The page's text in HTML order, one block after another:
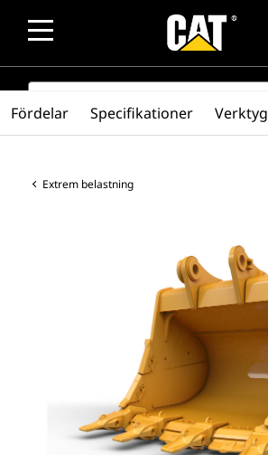
SEARCH
Extrem belastning
Fördelar Specifikationer Verktyg